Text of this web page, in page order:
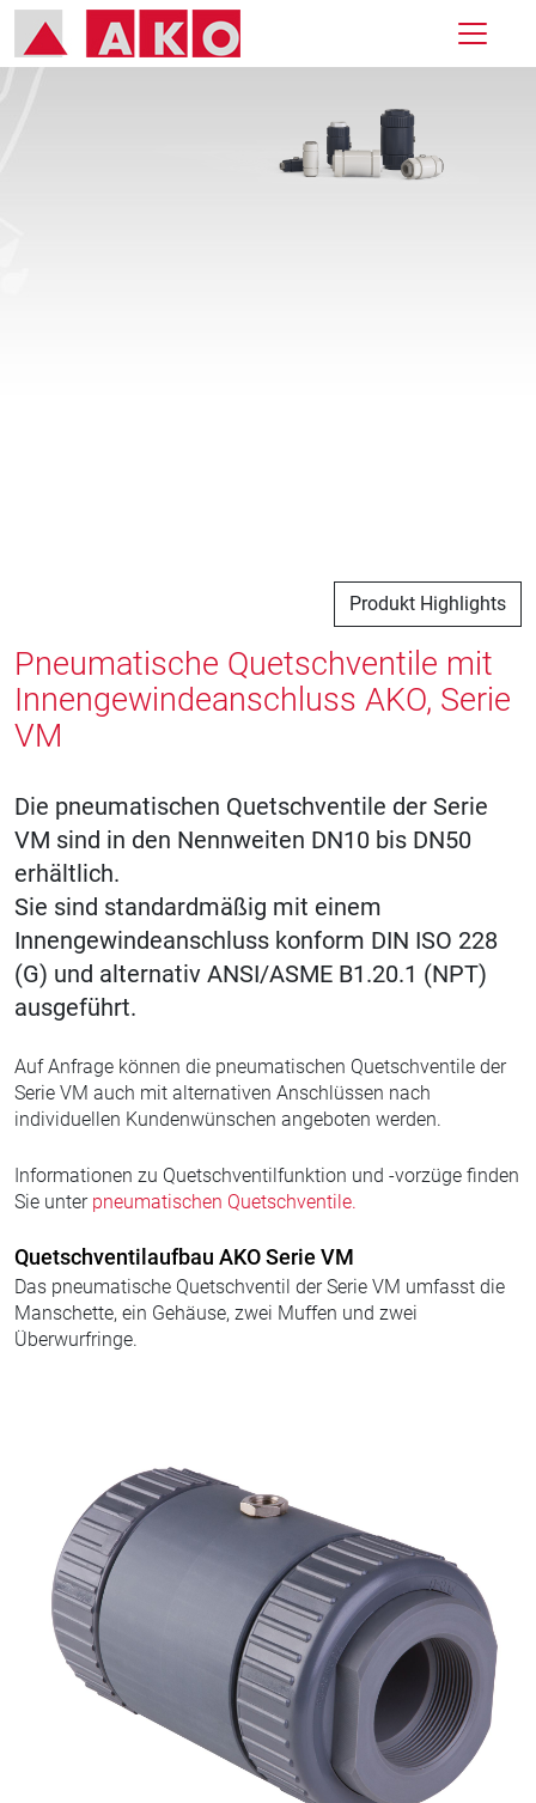
Produkt Highlights
Pneumatische Quetschventile mit
Innengewindeanschluss AKO, Serie
VM
Die pneumatischen Quetschventile der Serie
VM sind in den Nennweiten DN10 bis DN50
erhältlich.
Sie sind standardmäßig mit einem
Innengewindeanschluss konform DIN ISO 228
(G) und alternativ ANSI/ASME B1.20.1 (NPT)
ausgeführt.
Auf Anfrage können die pneumatischen Quetschventile der
Serie VM auch mit alternativen Anschlüssen nach
individuellen Kundenwünschen angeboten werden.
Informationen zu Quetschventilfunktion und -vorzüge finden
Sie unter pneumatischen Quetschventile.
Quetschventilaufbau AKO Serie VM
Das pneumatische Quetschventil der Serie VM umfasst die
Manschette, ein Gehäuse, zwei Muffen und zwei
Überwurfringe.